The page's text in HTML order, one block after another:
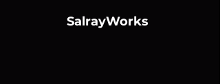
SalrayWorks